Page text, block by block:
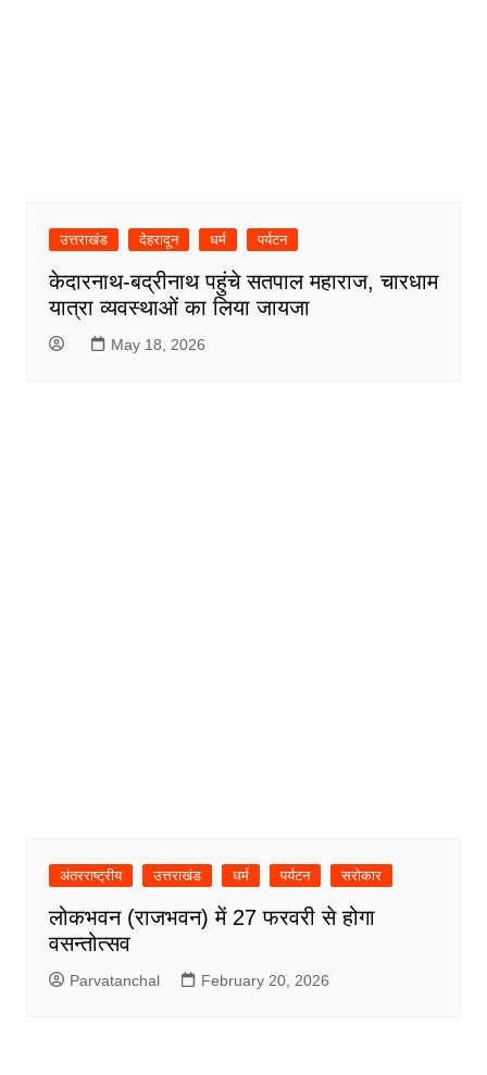
उत्तराखंड देहरादून धर्म पर्यटन
केदारनाथ-बद्रीनाथ पहुंचे सतपाल महाराज, चारधाम
यात्रा व्यवस्थाओं का लिया जायजा
May 18, 2026
अंतरराष्ट्रीय उत्तराखंड धर्म पर्यटन सरोकार
लोकभवन (राजभवन) में 27 फरवरी से होगा
वसन्तोत्सव
Parvatanchal February 20, 2026